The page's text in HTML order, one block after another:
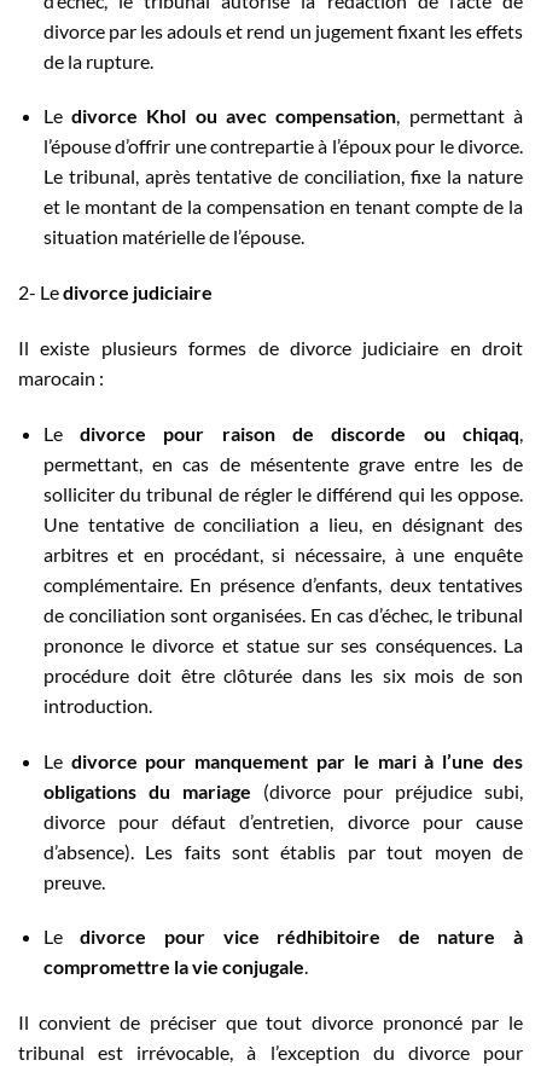
divorce par les adouls et rend un jugement fixant les effets
de la rupture.
Ledivorce Khol ou avec compensation, permettant à
l’épouse d’offrir une contrepartie à l’époux pour le divorce.
Le tribunal, après tentative de conciliation, fixe la nature
et le montant de la compensation en tenant compte de la
situation matérielle de l’épouse.
2- Ledivorce judiciaire
Il existe plusieurs formes de divorce judiciaire en droit
marocain :
Ledivorce pour raison de discorde ou chiqaq,
permettant, en cas de mésentente grave entre les de
solliciter du tribunal de régler le différend qui les oppose.
Une tentative de conciliation a lieu, en désignant des
arbitres et en procédant, si nécessaire, à une enquête
complémentaire. En présence d’enfants, deux tentatives
de conciliation sont organisées. En cas d’échec, le tribunal
prononce le divorce et statue sur ses conséquences. La
procédure doit être clôturée dans les six mois de son
introduction.
Le divorce pour manquement par le mari à l’une des
obligations du mariage (divorce pour préjudice subi,
divorce pour défaut d’entretien, divorce pour cause
d’absence). Les faits sont établis par tout moyen de
preuve.
Ledivorce pour vice rédhibitoire de nature à
compromettre la vie conjugale.
Il convient de préciser que tout divorce prononcé par le
tribunal est irrévocable, à l’exception du divorce pour